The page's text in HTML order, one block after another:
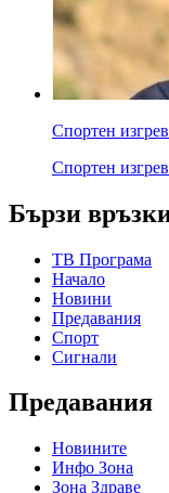
Спортен
Спортен изгрев
Бързи
ТВ Програма
Начало
Новини
Предавания
Спорт
Сигнали
Предавания
Новините
Инфо Зона
Зона Здраве